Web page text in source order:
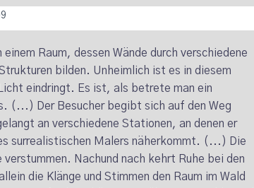
einem Raum, dessen Wände durch verschiedene
bilden. Unheimlich ist es in diesem
eindringt. Es ist, als betrete man ein
(...) Der Besucher begibt sich auf den Weg
an verschiedene Stationen, an denen er
surrealistischen Malers näherkommt. (...) Die
verstummen. Nachund nach kehrt Ruhe bei den
die Klänge und Stimmen den Raum im Wald